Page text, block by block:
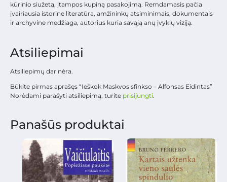
kūrinio siužetą, įtampos kupiną pasakojimą. Remdamasis pačia
įvairiausia istorine literatūra, amžininkų atsiminimais, dokumentais
ir archyvine medžiaga, autorius kuria savąją anų įvykių viziją.
Atsiliepimai
Atsiliepimų dar nėra.
Būkite pirmas aprašęs “Ieškok Maskvos sfinkso – Alfonsas Eidintas”
Norėdami parašyti atsiliepimą, turite prisijungti.
Panašūs produktai